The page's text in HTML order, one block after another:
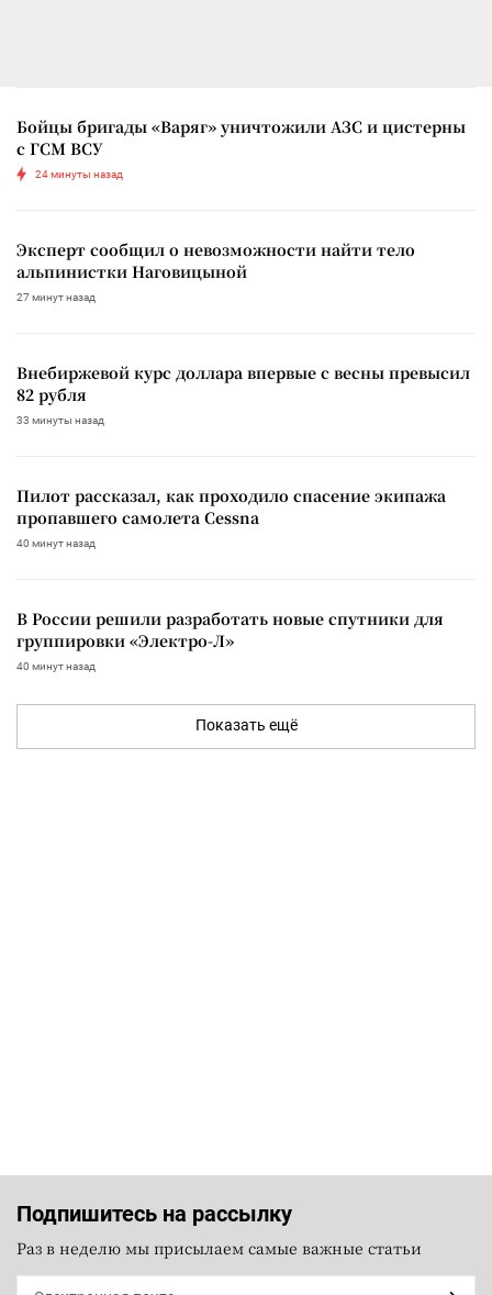
Бойцы бригады «Варяг» уничтожили АЗС и цистерны
с ГСМ ВСУ
24 минуты назад
Эксперт сообщил о невозможности найти тело
альпинистки Наговицыной
27 минут назад
Внебиржевой курс доллара впервые с весны превысил
82 рубля
33 минуты назад
Пилот рассказал, как проходило спасение экипажа
пропавшего самолета Cessna
40 минут назад
В России решили разработать новые спутники для
группировки «Электро-Л»
40 минут назад
Показать ещё
Подпишитесь на рассылку
Раз в неделю мы присылаем самые важные статьи